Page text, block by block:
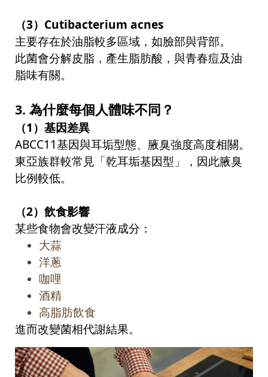
（3） Cutibacterium acnes
主要存在於油脂較多區域，如臉部與背部。
此菌會分解皮脂，產生脂肪酸，與青春痘及油
脂味有關。
3. 為什麼每個人體味不同？
（1 ）基因差異
ABCC11基因與耳垢型態、腋臭強度高度相關。
東亞族群較常見「乾耳垢基因型」，因此腋臭
比例較低。
（2）飲食影響
某些食物會改變汗液成分：
大蒜
洋蔥
咖哩
酒精
高脂肪飲食
進而改變菌相代謝結果。